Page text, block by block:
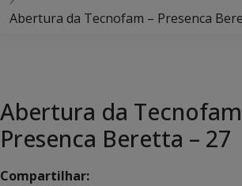
Abertura da Tecnofam – Presenca
Abertura da
Presenca Beretta – 27
Compartilhar: